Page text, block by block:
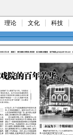
理论 文化 科技